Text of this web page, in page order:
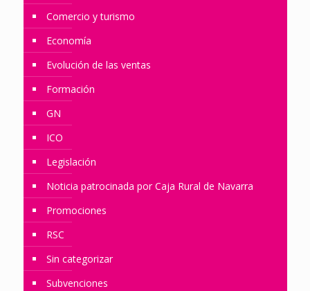
Comercio y turismo
Economía
Evolución de las ventas
Formación
GN
ICO
Legislación
Noticia patrocinada por Caja Rural de Navarra
Promociones
RSC
Sin categorizar
Subvenciones